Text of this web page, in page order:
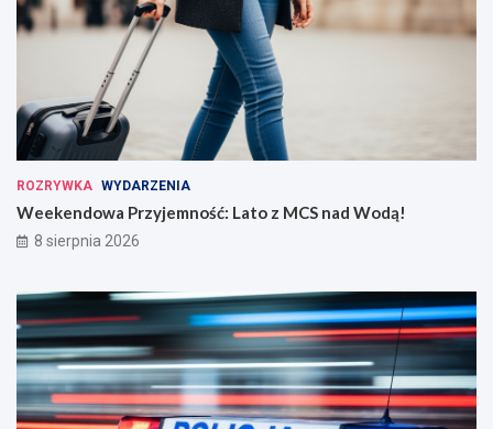
ROZRYWKA WYDARZENIA
Weekendowa Przyjemność: Lato z MCS nad Wodą!
8 sierpnia 2026